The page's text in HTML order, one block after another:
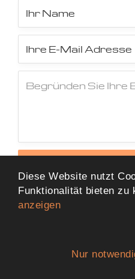
Diese Website nutzt
Funktionalität bieten zu
anzeigen
Nur